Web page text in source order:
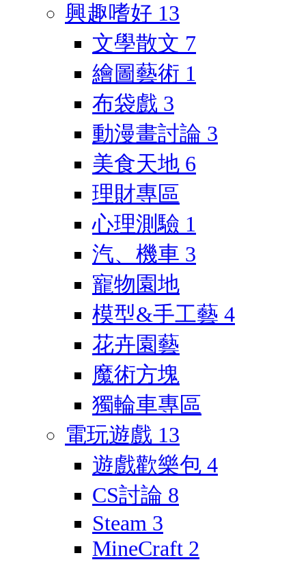
興趣嗜好 13
文學散文 7
繪圖藝術 1
布袋戲 3
動漫畫討論 3
美食天地 6
理財專區
心理測驗 1
汽、機車 3
寵物園地
模型&手工藝 4
花卉園藝
魔術方塊
獨輪車專區
電玩遊戲 13
遊戲歡樂包 4
CS討論 8
Steam 3
MineCraft 2